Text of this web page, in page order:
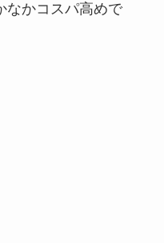
なかコスパ高めで